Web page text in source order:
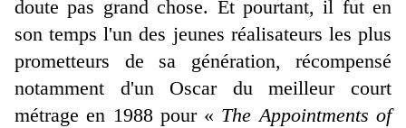
doute pas grand chose. Et pourtant, il fut en
son temps l'un des jeunes réalisateurs les plus
prometteurs de sa génération, récompensé
notamment d'un Oscar du meilleur court
métrage en 1988 pour « The Appointments of